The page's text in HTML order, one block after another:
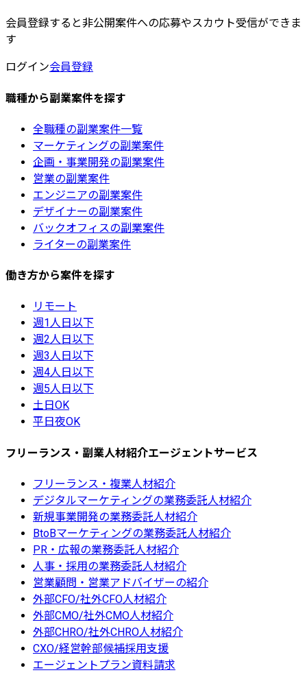
会員登録すると非公開案件への応募やスカウト受信ができま
す
ログイン会員登録
職種から副業案件を探す
全職種の副業案件一覧
マーケティングの副業案件
企画・事業開発の副業案件
営業の副業案件
エンジニアの副業案件
デザイナーの副業案件
バックオフィスの副業案件
ライターの副業案件
働き方から案件を探す
リモート
週1人日以下
週2人日以下
週3人日以下
週4人日以下
週5人日以下
土日OK
平日夜OK
フリーランス・副業人材紹介エージェントサービス
フリーランス・複業人材紹介
デジタルマーケティングの業務委託人材紹介
新規事業開発の業務委託人材紹介
BtoBマーケティングの業務委託人材紹介
PR・広報の業務委託人材紹介
人事・採用の業務委託人材紹介
営業顧問・営業アドバイザーの紹介
外部CFO/社外CFO人材紹介
外部CMO/社外CMO人材紹介
外部CHRO/社外CHRO人材紹介
CXO/経営幹部候補採用支援
エージェントプラン資料請求